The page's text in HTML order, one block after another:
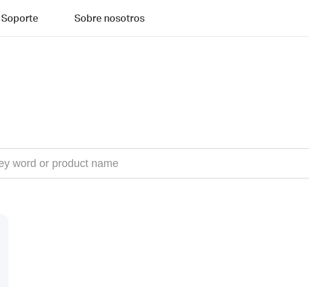
Soporte Sobre nosotros